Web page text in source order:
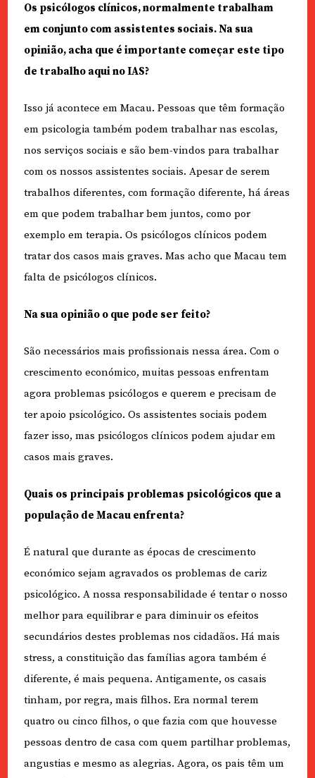
Os psicólogos clínicos, normalmente trabalham
em conjunto com assistentes sociais. Na sua
opinião, acha que é importante começar este tipo
de trabalho aqui no IAS?
Isso já acontece em Macau. Pessoas que têm formação
em psicologia também podem trabalhar nas escolas,
nos serviços sociais e são bem-vindos para trabalhar
com os nossos assistentes sociais. Apesar de serem
trabalhos diferentes, com formação diferente, há áreas
em que podem trabalhar bem juntos, como por
exemplo em terapia. Os psicólogos clínicos podem
tratar dos casos mais graves. Mas acho que Macau tem
falta de psicólogos clínicos.
Na sua opinião o que pode ser feito?
São necessários mais profissionais nessa área. Com o
crescimento económico, muitas pessoas enfrentam
agora problemas psicólogos e querem e precisam de
ter apoio psicológico. Os assistentes sociais podem
fazer isso, mas psicólogos clínicos podem ajudar em
casos mais graves.
Quais os principais problemas psicológicos que a
população de Macau enfrenta?
É natural que durante as épocas de crescimento
económico sejam agravados os problemas de cariz
psicológico. A nossa responsabilidade é tentar o nosso
melhor para equilibrar e para diminuir os efeitos
secundários destes problemas nos cidadãos. Há mais
stress, a constituição das famílias agora também é
diferente, é mais pequena. Antigamente, os casais
tinham, por regra, mais filhos. Era normal terem
quatro ou cinco filhos, o que fazia com que houvesse
pessoas dentro de casa com quem partilhar problemas,
angustias e mesmo as alegrias. Agora, os pais têm um